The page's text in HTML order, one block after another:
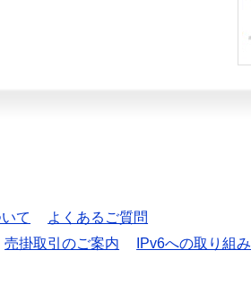
て
よくあるご質問
売掛取引のご案内
IPv6への取り組み